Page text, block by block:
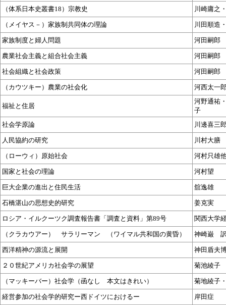
（体系日本史叢書18）宗教史 川崎庸之
（メイヤス－）家族制共同体の理論 川田順造
家族制度と婦人問題 河田嗣郎
農業社会主義と組合社会主義 河田嗣郎
社会組織と社会政策 河田嗣郎
（カウツキー）農業の社会化 河西太一
福祉と住居
河野通祐
子
社会学原論
川邊喜三
人民協約の研究 川村大膳
（ローウィ）原始社会 河村只雄
国家と社会の理論 河村望
巨大企業の進出と住民生活 舘逸雄
石橋湛山の思想史的研究 姜克実
ロシア・イルクーツク調査報告書「調査と資料」第89号 関西大学
（クラカウアー） サラリーマン （ワイマル共和国の黄昏） 神崎巌
西洋精神の源流と展開 神田盾夫
２０世紀アメリカ社会学の展望 菊池綾子
（マッキーバー）社会学（函なし 本文はきれい） 菊地綾子
経営参加の社会学的研究ー西ドイツにおけるー 岸田症